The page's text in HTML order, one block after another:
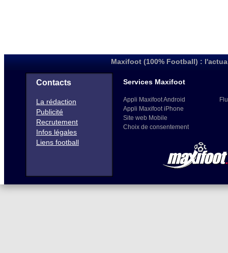
Maxifoot (100% Football) :
Contacts
La rédaction
Publicité
Recrutement
Infos légales
Liens football
Services Maxifoot
Appli Maxifoot Android
Appli Maxifoot iPhone
Site web Mobile
Choix de consentement